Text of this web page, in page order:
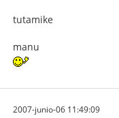
tutamike
manu
2007-junio-06 11:49:09